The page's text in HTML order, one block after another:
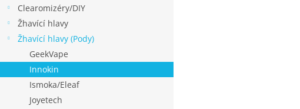
Clearomizéry/DIY
Žhavící hlavy
Žhavící hlavy (Pody)
GeekVape
Innokin
Ismoka/Eleaf
Joyetech